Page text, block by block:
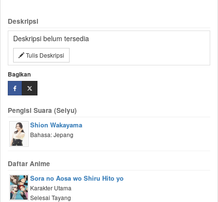
Deskripsi
Deskripsi belum tersedia
Tulis Deskripsi
Bagikan
Pengisi Suara (Seiyu)
Shion Wakayama
Bahasa: Jepang
Daftar Anime
Sora no Aosa wo Shiru Hito yo
Karakter Utama
Selesai Tayang